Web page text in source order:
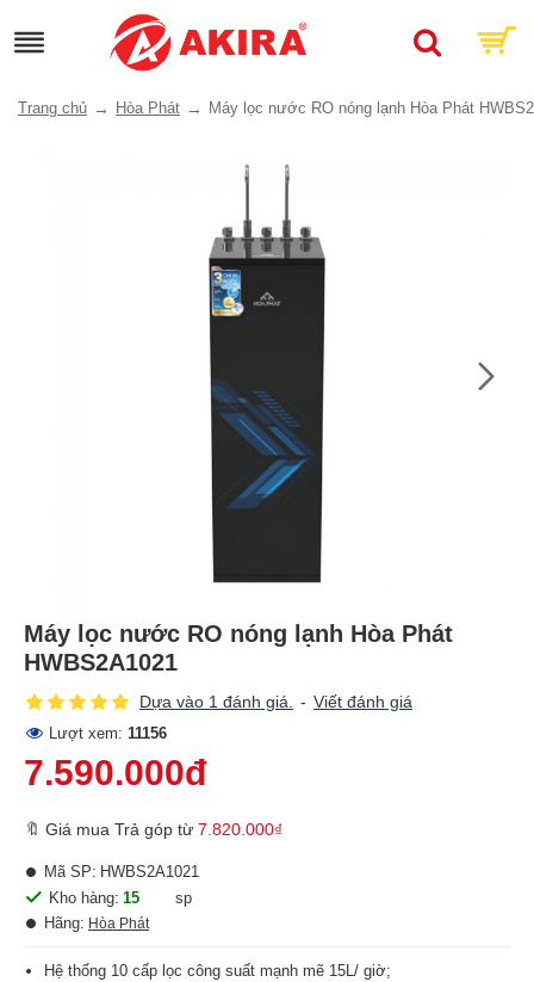
Trang chủ Hòa Phát Máy lọc nước RO nóng lạnh Hòa Phát
Máy lọc nước RO nóng lạnh Hòa Phát
HWBS2A1021
Dựa vào 1 đánh giá. - Viết đánh giá
Lượt xem: 11156
7.590.000đ
🔖 Giá mua Trả góp từ 7.820.000₫
Kho hàng: 15
sp
Hãng: Hòa Phát
Mã SP: HWBS2A1021
Hệ thống 10 cấp lọc công suất mạnh mẽ 15L/ giờ;